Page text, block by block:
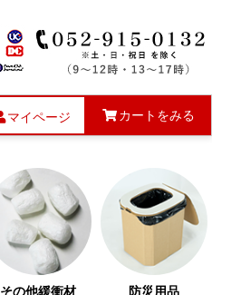
マイページ カートをみる
その他緩衝材 防災用品